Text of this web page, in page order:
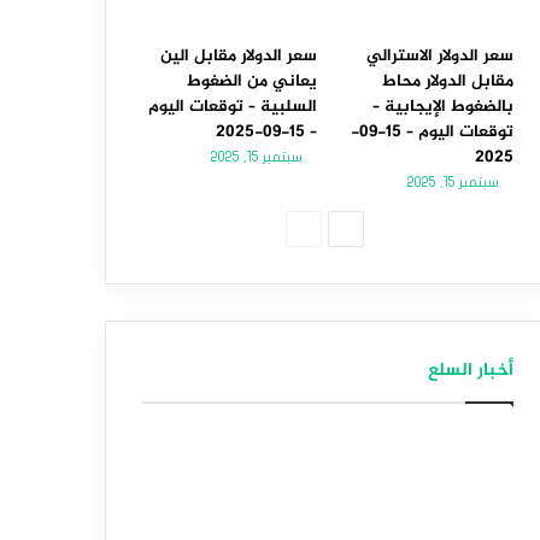
سعر الدولار الاسترالي
مقابل الدولار محاط
بالضغوط الإيجابية –
توقعات اليوم – 15-09-
2025
سبتمبر 15, 2025
سعر الدولار مقابل الين
يعاني من الضغوط
السلبية – توقعات اليوم
– 15-09-2025
سبتمبر 15, 2025
أخبار السلع